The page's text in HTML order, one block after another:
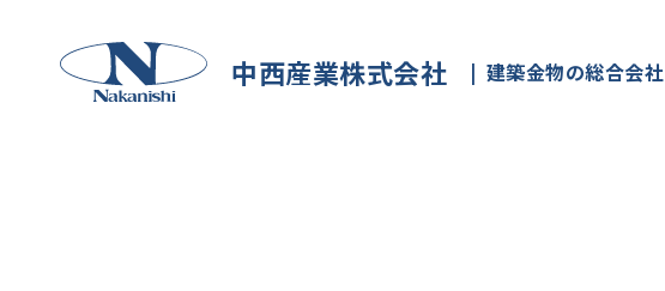
中西産業株式会社 建築金物の総合会社